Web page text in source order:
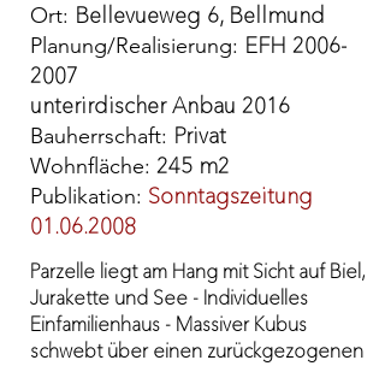
Ort: Bellevueweg 6, Bellmund
Planung/Realisierung: EFH 2006-
2007
unterirdischer Anbau 2016
Bauherrschaft: Privat
Wohnfläche: 245 m2
Publikation: Sonntagszeitung
01.06.2008
Parzelle liegt am Hang mit Sicht auf Biel,
Jurakette und See - Individuelles
Einfamilienhaus - Massiver Kubus
schwebt über einen zurückgezogenen